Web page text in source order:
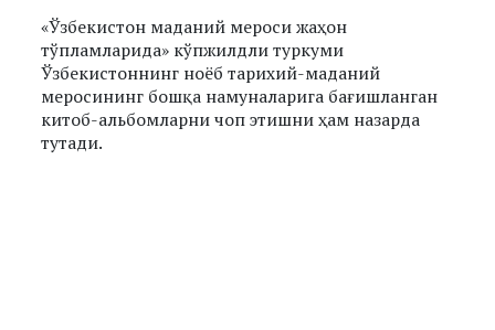
«Ўзбекистон маданий мероси жаҳон
тўпламларида» кўпжилдли туркуми
Ўзбекистоннинг ноёб тарихий-маданий
меросининг бошқа намуналарига бағишланган
китоб-альбомларни чоп этишни ҳам назарда
тутади.